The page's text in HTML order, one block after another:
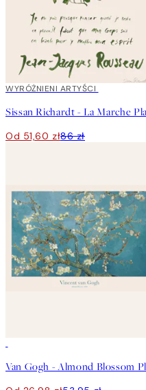
40%*
WYRÓŻNIENI ARTYŚCI
Od 51,60 zł86 zł